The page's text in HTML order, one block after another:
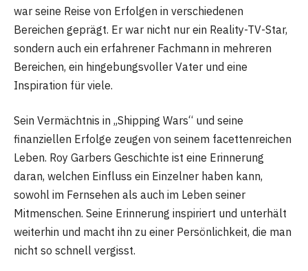
war seine Reise von Erfolgen in verschiedenen
Bereichen geprägt. Er war nicht nur ein Reality-TV-Star,
sondern auch ein erfahrener Fachmann in mehreren
Bereichen, ein hingebungsvoller Vater und eine
Inspiration für viele.
Sein Vermächtnis in „Shipping Wars“ und seine
finanziellen Erfolge zeugen von seinem facettenreichen
Leben. Roy Garbers Geschichte ist eine Erinnerung
daran, welchen Einfluss ein Einzelner haben kann,
sowohl im Fernsehen als auch im Leben seiner
Mitmenschen. Seine Erinnerung inspiriert und unterhält
weiterhin und macht ihn zu einer Persönlichkeit, die man
nicht so schnell vergisst.